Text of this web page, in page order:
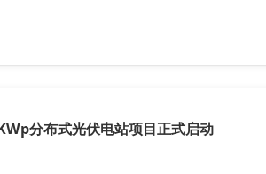
分布式光伏电站项目正式启动